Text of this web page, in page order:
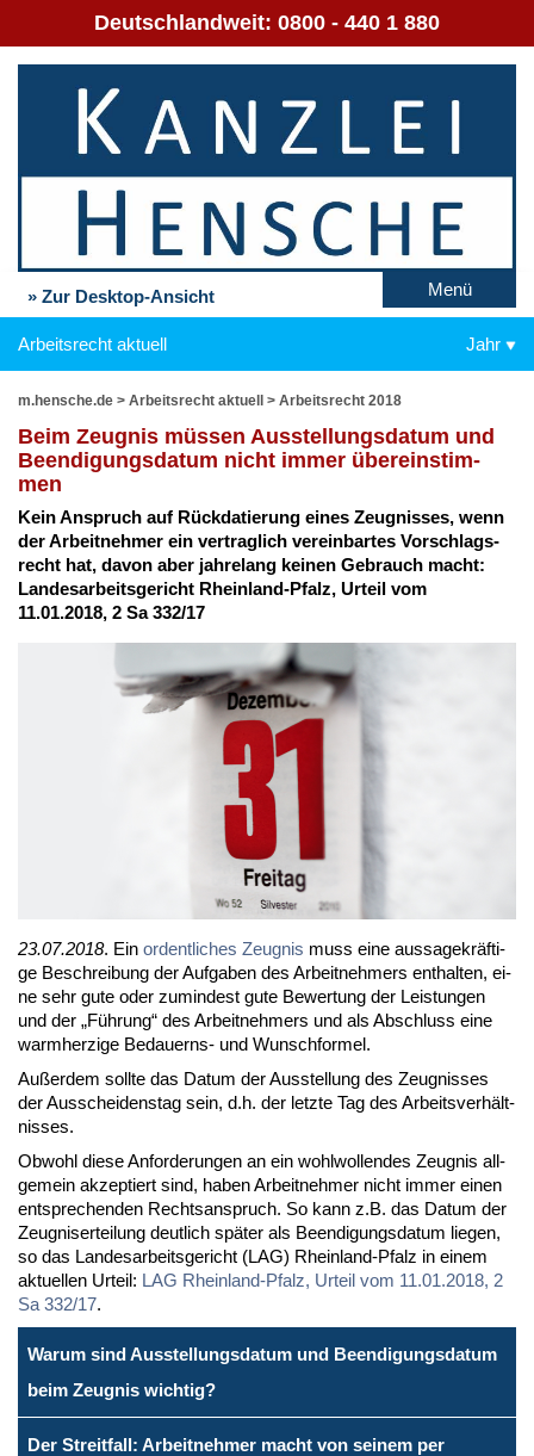
Deutschlandweit: 0800 - 440 1 880
» Zur Desktop-Ansicht Menü
Arbeitsrecht aktuell Jahr
m.hensche.de > Arbeitsrecht aktuell > Arbeitsrecht 2018
Beim Zeug­nis müs­sen Aus­stel­lungs­da­tum und
Be­en­di­gungs­da­tum nicht im­mer über­ein­stim­
men
Kein An­spruch auf Rück­da­tie­rung ei­nes Zeug­nis­ses, wenn
der Ar­beit­neh­mer ein ver­trag­lich ver­ein­bar­tes Vor­schlags­
recht hat, da­von aber jah­re­lang kei­nen Ge­brauch macht:
Lan­des­ar­beits­ge­richt Rhein­land-Pfalz, Ur­teil vom
11.01.2018, 2 Sa 332/17
23.07.2018. Ein or­dent­li­ches Zeug­nis muss ei­ne aus­sa­ge­kräf­ti­
ge Be­schrei­bung der Auf­ga­ben des Ar­beit­neh­mers ent­hal­ten, ei­
ne sehr gu­te oder zu­min­dest gu­te Be­wer­tung der Leis­tun­gen
und der „Füh­rung“ des Ar­beit­neh­mers und als Ab­schluss ei­ne
warm­her­zi­ge Be­dau­erns- und Wunsch­for­mel.
Au­ßer­dem soll­te das Da­tum der Aus­stel­lung des Zeug­nis­ses
der Aus­schei­dens­tag sein, d.h. der letz­te Tag des Ar­beits­ver­hält­
nis­ses.
Ob­wohl die­se An­for­de­run­gen an ein wohl­wol­len­des Zeug­nis all­
ge­mein ak­zep­tiert sind, ha­ben Ar­beit­neh­mer nicht im­mer ei­nen
ent­spre­chen­den Rechts­an­spruch. So kann z.B. das Da­tum der
Zeug­nis­er­tei­lung deut­lich spä­ter als Be­en­di­gungs­da­tum lie­gen,
so das Lan­des­ar­beits­ge­richt (LAG) Rhein­land-Pfalz in ei­nem
ak­tu­el­len Ur­teil: LAG Rhein­land-Pfalz, Ur­teil vom 11.01.2018, 2
Sa 332/17.
Warum sind Ausstellungsdatum und Beendigungsdatum
beim Zeugnis wichtig?
Der Streitfall: Arbeitnehmer macht von seinem per